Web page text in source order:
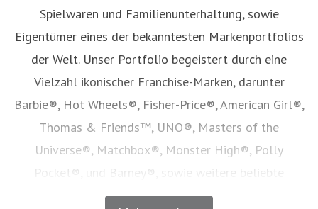
Spielwaren und Familienunterhaltung, sowie
Eigentümer eines der bekanntesten Markenportfolios
der Welt. Unser Portfolio begeistert durch eine
Vielzahl ikonischer Franchise-Marken, darunter
Barbie®, Hot Wheels®, Fisher-Price®, American Girl®,
Thomas & Friends™, UNO®, Masters of the
Universe®, Matchbox®, Monster High®, Polly
Pocket®, und Barney®, sowie weitere beliebte
Marken, die wir besitzen oder in Partnerschaft mit